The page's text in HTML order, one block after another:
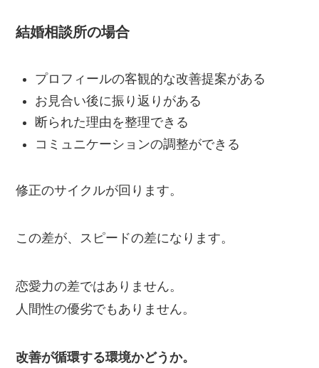
結婚相談所の場合
プロフィールの客観的な改善提案がある
お見合い後に振り返りがある
断られた理由を整理できる
コミュニケーションの調整ができる
修正のサイクルが回ります。
この差が、スピードの差になります。
恋愛力の差ではありません。
人間性の優劣でもありません。
改善が循環する環境かどうか。